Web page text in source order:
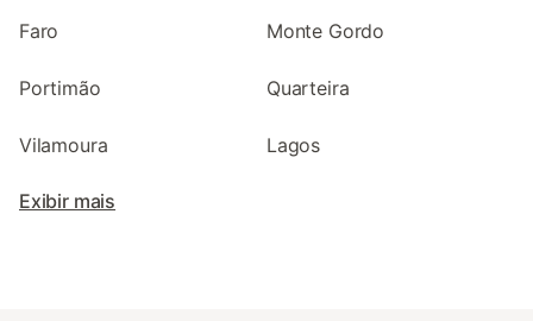
Faro Monte Gordo
Portimão Quarteira
Vilamoura Lagos
Exibir mais